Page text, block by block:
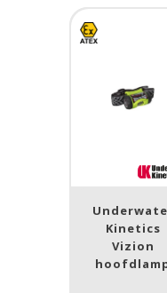
Lumen
80
Type
Spot(2)
Kinetics
Vizion